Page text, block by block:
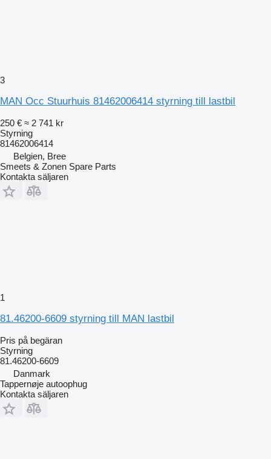
3
MAN Occ Stuurhuis 81462006414 styrning till lastbil
250 € ≈ 2 741 kr
Styrning
81462006414
Belgien, Bree
Smeets & Zonen Spare Parts
Kontakta säljaren
1
81.46200-6609 styrning till MAN lastbil
Pris på begäran
Styrning
81.46200-6609
Danmark
Tappernøje autoophug
Kontakta säljaren